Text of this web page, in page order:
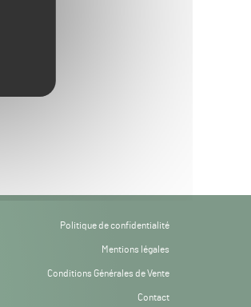
Politique de confidentialité
Mentions légales
Conditions Générales de Vente
Contact